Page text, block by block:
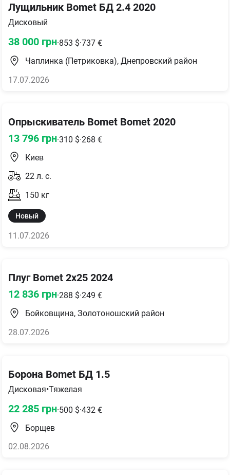
Лущильник Bomet БД 2.4 2020
Дисковый
38 000 грн·853 $·737 €
Чаплинка (Петриковка), Днепровский район
17.07.2026
Опрыскиватель Bomet Bomet 2020
13 796 грн·310 $·268 €
Киев
22 л. с.
150 кг
Новый
11.07.2026
Плуг Bomet 2х25 2024
12 836 грн·288 $·249 €
Бойковщина, Золотоношский район
28.07.2026
Борона Bomet БД 1.5
Дисковая•Тяжелая
22 285 грн·500 $·432 €
Борщев
02.08.2026